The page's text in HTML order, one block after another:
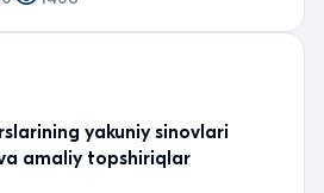
yakuniy sinovlari
amaliy topshiriqlar